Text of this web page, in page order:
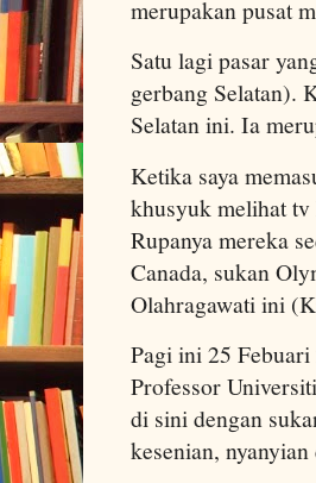
merupakan pusat
Satu lagi pasar
gerbang Selatan).
Selatan ini. Ia
Ketika saya
khusyuk melihat tv
Rupanya mereka
Canada, sukan
Olahragawati ini
Pagi ini 25
Professor
di sini dengan
kesenian,